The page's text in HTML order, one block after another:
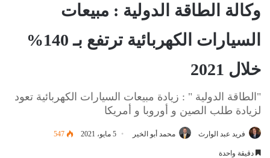
وكالة الطاقة الدولية : مبيعات
السيارات الكهربائية ترتفع بـ 140%
خلال 2021
"الطاقة الدولية " : زيادة مبيعات السيارات الكهربائية تعود
لزيادة طلب الصين و أوروبا و أمريكا
فريد عبد الوارث محمد أبو الخير 5 مايو، 2021 547
دقيقة واحدة